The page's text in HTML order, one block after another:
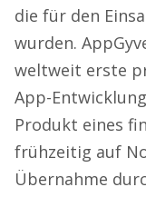
die für den
wurden.
weltweit erste
App-
Produkt eines
frühzeitig auf
Übernahme